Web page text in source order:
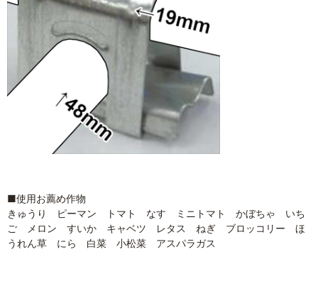
■使用お薦め作物
きゅうり ピーマン トマト なす ミニトマト かぼちゃ いち
ご メロン すいか キャベツ レタス ねぎ ブロッコリー ほ
うれん草 にら 白菜 小松菜 アスパラガス